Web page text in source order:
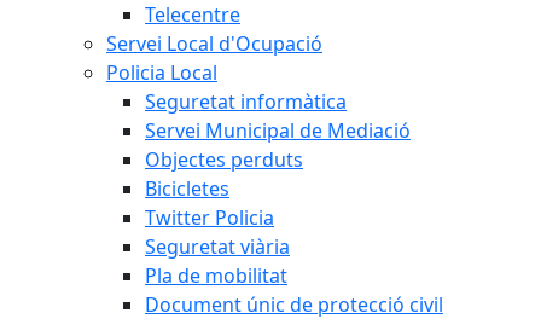
Telecentre
Servei Local d'Ocupació
Policia Local
Seguretat informàtica
Servei Municipal de Mediació
Objectes perduts
Bicicletes
Twitter Policia
Seguretat viària
Pla de mobilitat
Document únic de protecció civil